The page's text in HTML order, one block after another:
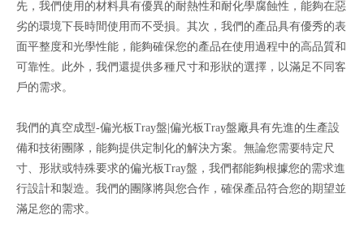
先，我們使用的材料具有優異的耐熱性和耐化學腐蝕性，能夠在惡
劣的環境下長時間使用而不受損。其次，我們的產品具有優秀的表
面平整度和光學性能，能夠確保您的產品在使用過程中的高品質和
可靠性。此外，我們還提供多種尺寸和形狀的選擇，以滿足不同客
戶的需求。
我們的真空成型-偏光板Tray盤|偏光板Tray盤廠具有先進的生產設
備和技術團隊，能夠提供定制化的解決方案。無論您需要特定尺
寸、形狀或特殊要求的偏光板Tray盤，我們都能夠根據您的需求進
行設計和製造。我們的團隊將與您合作，確保產品符合您的期望並
滿足您的需求。